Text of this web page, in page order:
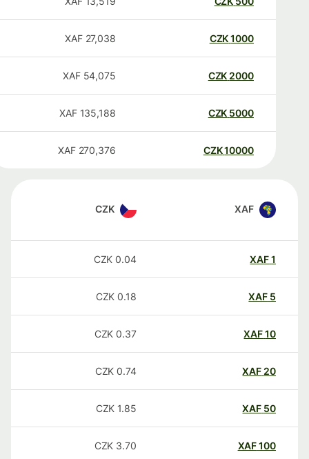
1000
CZK
27,038
XAF
2000
CZK
54,075
XAF
5000
CZK
135,188
XAF
10000
CZK
270,376
XAF
XAF
CZK
XAF
0.04
CZK
XAF
0.18
CZK
XAF
0.37
CZK
20
XAF
0.74
CZK
50
XAF
1.85
CZK
100
XAF
3.70
CZK